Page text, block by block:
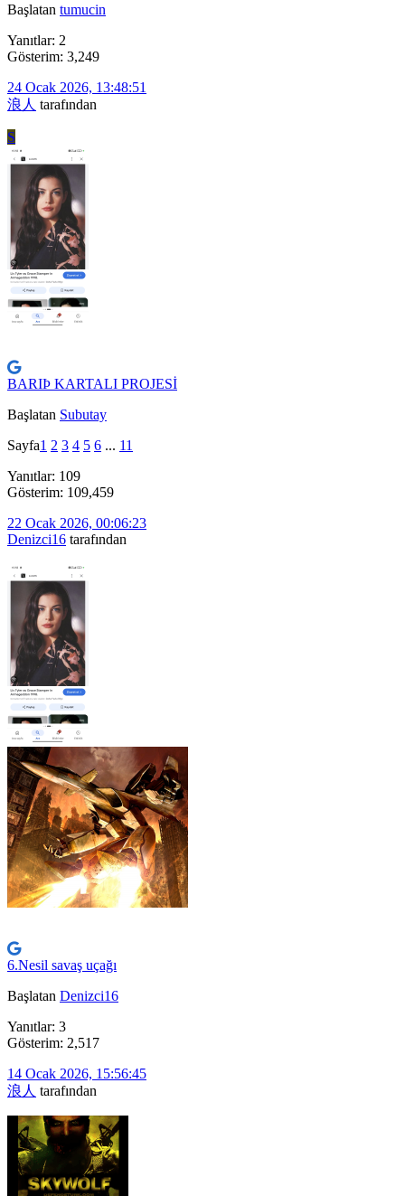
Başlatan tumucin
Yanıtlar: 2
Gösterim: 3,249
24 Ocak 2026, 13:48:51
浪人 tarafından
S
BARIÞ KARTALI PROJESİ
Başlatan Subutay
Sayfa1 2 3 4 5 6 ... 11
Yanıtlar: 109
Gösterim: 109,459
22 Ocak 2026, 00:06:23
Denizci16 tarafından
6.Nesil savaş uçağı
Başlatan Denizci16
Yanıtlar: 3
Gösterim: 2,517
14 Ocak 2026, 15:56:45
浪人 tarafından